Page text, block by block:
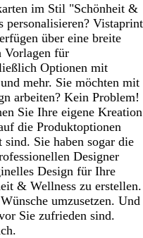
im Stil "Schönheit &
personalisieren? Vistaprint
über eine breite
Vorlagen für
Optionen mit
mehr. Sie möchten mit
arbeiten? Kein Problem!
Sie Ihre eigene Kreation
die Produktoptionen
Sie haben sogar die
Designer
Design für Ihre
& Wellness zu erstellen.
umzusetzen. Und
Sie zufrieden sind.